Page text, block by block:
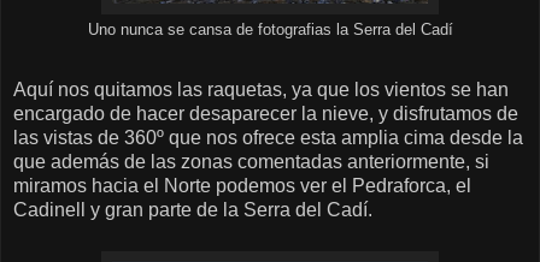
Uno nunca se cansa de fotografias la Serra del Cadí
Aquí nos quitamos las raquetas, ya que los vientos se han
encargado de hacer desaparecer la nieve, y disfrutamos de
las vistas de 360º que nos ofrece esta amplia cima desde la
que además de las zonas comentadas anteriormente, si
miramos hacia el Norte podemos ver el Pedraforca, el
Cadinell y gran parte de la Serra del Cadí.